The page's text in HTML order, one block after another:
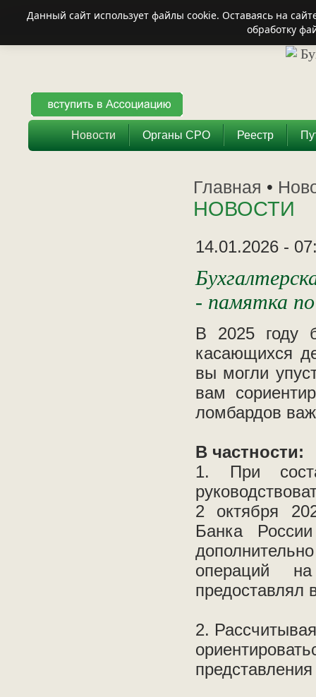
Новости Органы СРО Реестр
Главная •
НОВОСТИ
14.01.2026 -
- памятка
В 2025 году
касающихся
вы могли
вам
ломбардов
В частности:
1. При
2 октября
Банка
операций
предоставлял
2.
Данный сайт использует файлы cookie. Оставаясь на
обработку